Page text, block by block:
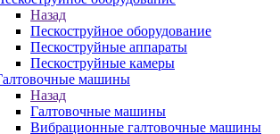
Назад
Пескоструйное оборудование
Пескоструйные аппараты
Пескоструйные камеры
машины
Назад
Галтовочные машины
Вибрационные галтовочные машины